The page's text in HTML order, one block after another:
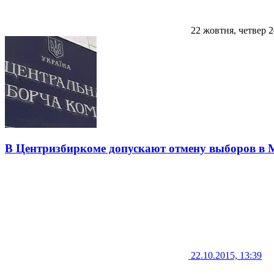
22 жовтня, четвер
В Центризбиркоме допускают отмену выборов в
22.10.2015, 13:39